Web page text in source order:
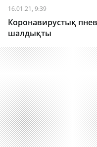
16.01.21, 9:39
Коронавирустық
шалдықты